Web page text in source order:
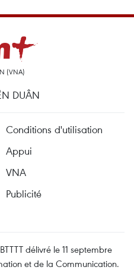
(VNA)
DUÂN
Conditions d'utilisation
Appui
VNA
Publicité
délivré le 11 septembre
et de la Communication.